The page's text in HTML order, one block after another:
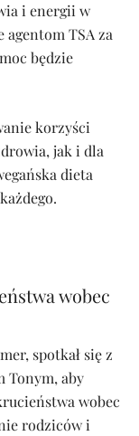
i energii w
TSA za
będzie
korzyści
jak i dla
dieta
wobec
spotkał się z
Tonym, aby
wobec
rodziców i